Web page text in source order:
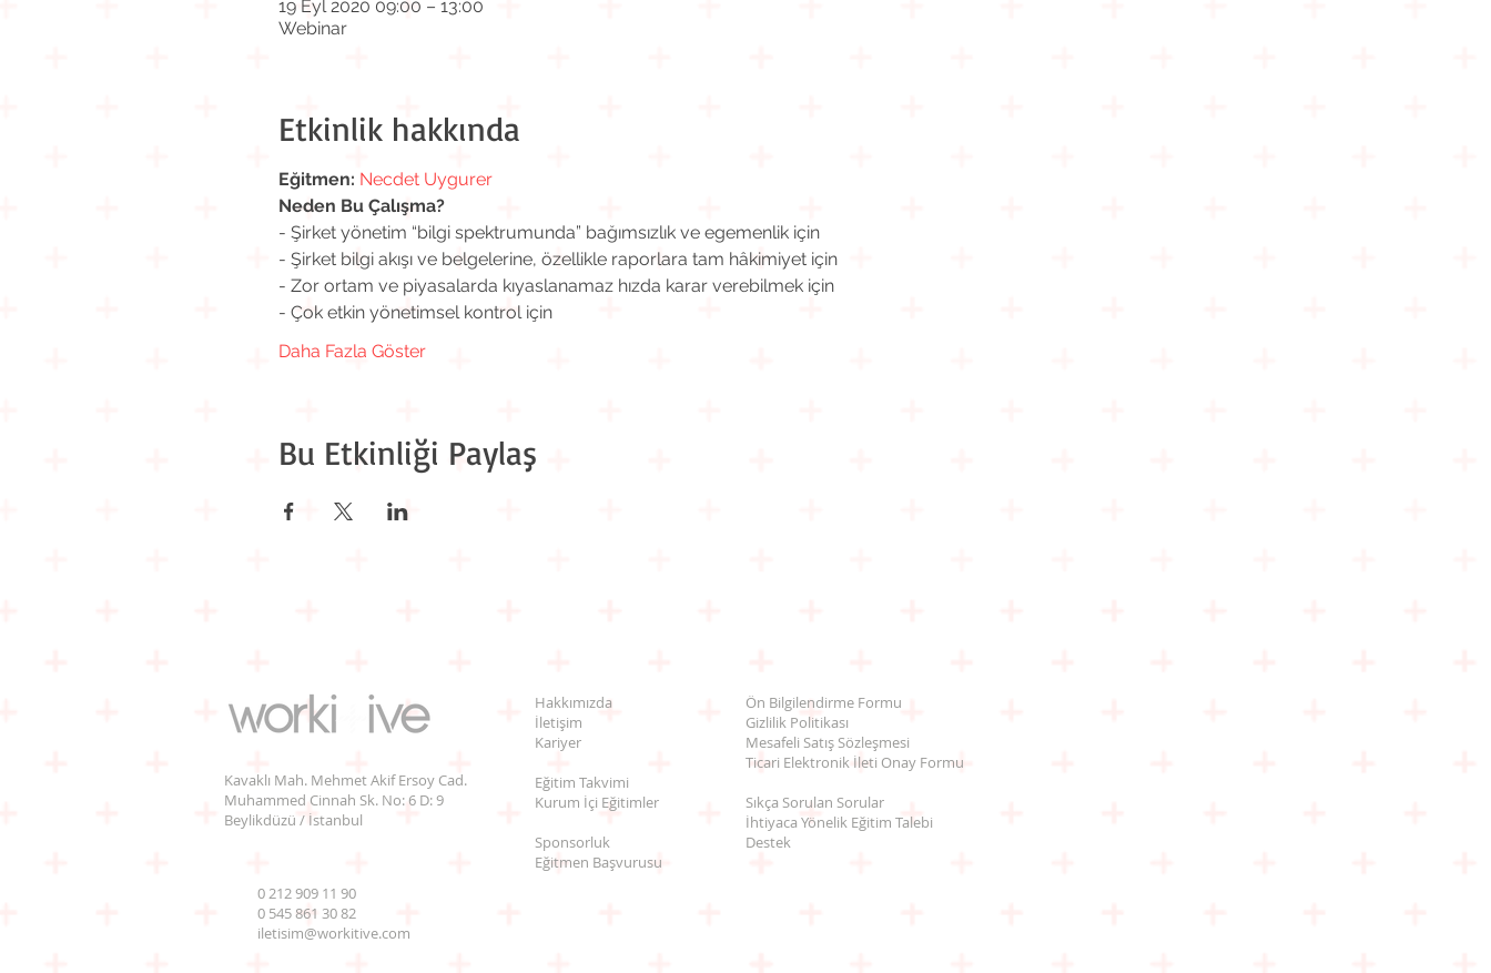
19 Eyl 2020 09:00 – 13:00
Webinar
Etkinlik hakkında
Eğitmen: Necdet Uygurer
Neden Bu Çalışma?
- Şirket yönetim “bilgi spektrumunda” bağımsızlık ve egemenlik için
- Şirket bilgi akışı ve belgelerine, özellikle raporlara tam hâkimiyet için
- Zor ortam ve piyasalarda kıyaslanamaz hızda karar verebilmek için
- Çok etkin yönetimsel kontrol için
Daha Fazla Göster
Bu Etkinliği Paylaş
Kavaklı Mah. Mehmet Akif Ersoy Cad.
Muhammed Cinnah Sk. No: 6 D: 9
Beylikdüzü / İstanbul
0 212 909 11 90
0 545 861 30 82
iletisim@workitive.com
Hakkımızda
İletişim
Kariyer
Eğitim Takvimi
Kurum İçi Eğitimler
Sponsorluk
Eğitmen Başvurusu
Ön Bilgilendirme Formu
Gizlilik Politikası
Mesafeli Satış Sözleşmesi
Ticari Elektronik İleti Onay Formu
Sıkça Sorulan Sorular
İhtiyaca Yönelik Eğitim Talebi
Destek